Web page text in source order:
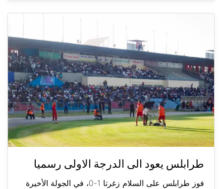
طرابلس يعود الى الدرجة الاولى رسميا
فوز طرابلس على السلام زغرتا 1-0، في الجولة الأخيرة